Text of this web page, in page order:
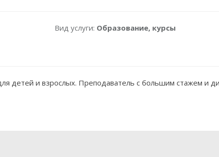
Вид услуги: Образование, курсы
детей и взрослых. Преподаватель с большим стажем и